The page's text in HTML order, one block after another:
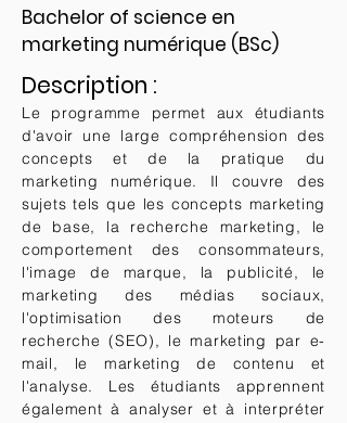
Bachelor of science en
marketing numérique (BSc)
Description :​
Le programme permet aux étudiants
d'avoir une large compréhension des
concepts et de la pratique du
marketing numérique. Il couvre des
sujets tels que les concepts marketing
de base, la recherche marketing, le
comportement des consommateurs,
l'image de marque, la publicité, le
marketing des médias sociaux,
l'optimisation des moteurs de
recherche (SEO), le marketing par e-
mail, le marketing de contenu et
l'analyse. Les étudiants apprennent
également à analyser et à interpréter